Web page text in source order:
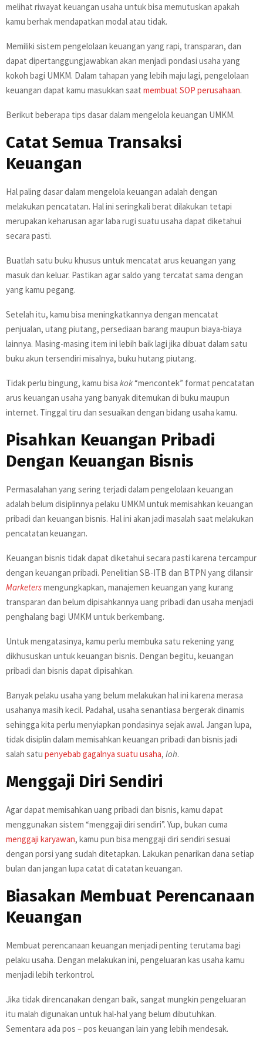
melihat riwayat keuangan usaha untuk bisa memutuskan apakah
kamu berhak mendapatkan modal atau tidak.
Memiliki sistem pengelolaan keuangan yang rapi, transparan, dan
dapat dipertanggungjawabkan akan menjadi pondasi usaha yang
kokoh bagi UMKM. Dalam tahapan yang lebih maju lagi, pengelolaan
keuangan dapat kamu masukkan saat membuat SOP perusahaan.
Berikut beberapa tips dasar dalam mengelola keuangan UMKM.
Catat Semua Transaksi
Keuangan
Hal paling dasar dalam mengelola keuangan adalah dengan
melakukan pencatatan. Hal ini seringkali berat dilakukan tetapi
merupakan keharusan agar laba rugi suatu usaha dapat diketahui
secara pasti.
Buatlah satu buku khusus untuk mencatat arus keuangan yang
masuk dan keluar. Pastikan agar saldo yang tercatat sama dengan
yang kamu pegang.
Setelah itu, kamu bisa meningkatkannya dengan mencatat
penjualan, utang piutang, persediaan barang maupun biaya-biaya
lainnya. Masing-masing item ini lebih baik lagi jika dibuat dalam satu
buku akun tersendiri misalnya, buku hutang piutang.
Tidak perlu bingung, kamu bisa kok“mencontek” format pencatatan
arus keuangan usaha yang banyak ditemukan di buku maupun
internet. Tinggal tiru dan sesuaikan dengan bidang usaha kamu.
Pisahkan Keuangan Pribadi
Dengan Keuangan Bisnis
Permasalahan yang sering terjadi dalam pengelolaan keuangan
adalah belum disiplinnya pelaku UMKM untuk memisahkan keuangan
pribadi dan keuangan bisnis. Hal ini akan jadi masalah saat melakukan
pencatatan keuangan.
Keuangan bisnis tidak dapat diketahui secara pasti karena tercampur
dengan keuangan pribadi. Penelitian SB-ITB dan BTPN yang dilansir
Marketersmengungkapkan, manajemen keuangan yang kurang
transparan dan belum dipisahkannya uang pribadi dan usaha menjadi
penghalang bagi UMKM untuk berkembang.
Untuk mengatasinya, kamu perlu membuka satu rekening yang
dikhususkan untuk keuangan bisnis. Dengan begitu, keuangan
pribadi dan bisnis dapat dipisahkan.
Banyak pelaku usaha yang belum melakukan hal ini karena merasa
usahanya masih kecil. Padahal, usaha senantiasa bergerak dinamis
sehingga kita perlu menyiapkan pondasinya sejak awal. Jangan lupa,
tidak disiplin dalam memisahkan keuangan pribadi dan bisnis jadi
salah satu penyebab gagalnya suatu usaha, loh.
Menggaji Diri Sendiri
Agar dapat memisahkan uang pribadi dan bisnis, kamu dapat
menggunakan sistem “menggaji diri sendiri”. Yup, bukan cuma
menggaji karyawan, kamu pun bisa menggaji diri sendiri sesuai
dengan porsi yang sudah ditetapkan. Lakukan penarikan dana setiap
bulan dan jangan lupa catat di catatan keuangan.
Biasakan Membuat Perencanaan
Keuangan
Membuat perencanaan keuangan menjadi penting terutama bagi
pelaku usaha. Dengan melakukan ini, pengeluaran kas usaha kamu
menjadi lebih terkontrol.
Jika tidak direncanakan dengan baik, sangat mungkin pengeluaran
itu malah digunakan untuk hal-hal yang belum dibutuhkan.
Sementara ada pos – pos keuangan lain yang lebih mendesak.